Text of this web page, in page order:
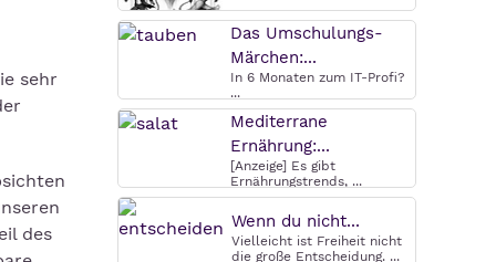
sehr
des
Das Umschulungs-
Märchen:...
In 6 Monaten zum IT-Profi?
...
Mediterrane
Ernährung:...
[Anzeige] Es gibt
Ernährungstrends, ...
Wenn du nicht...
Vielleicht ist Freiheit nicht
die große Entscheidung. ...